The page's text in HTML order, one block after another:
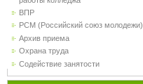
ВПР
РСМ (Российский союз молодежи)
Архив приема
Охрана труда
Содействие занятости